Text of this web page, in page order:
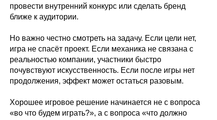
провести внутренний конкурс или сделать бренд
ближе к аудитории.
Но важно честно смотреть на задачу. Если цели нет,
игра не спасёт проект. Если механика не связана с
реальностью компании, участники быстро
почувствуют искусственность. Если после игры нет
продолжения, эффект может остаться разовым.
Хорошее игровое решение начинается не с вопроса
«во что будем играть?», а с вопроса «что должно